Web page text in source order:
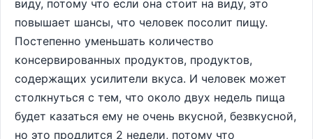
виду, потому что если она стоит на виду, это
повышает шансы, что человек посолит пищу.
Постепенно уменьшать количество
консервированных продуктов, продуктов,
содержащих усилители вкуса. И человек может
столкнуться с тем, что около двух недель пища
будет казаться ему не очень вкусной, безвкусной,
но это продлится 2 недели, потому что